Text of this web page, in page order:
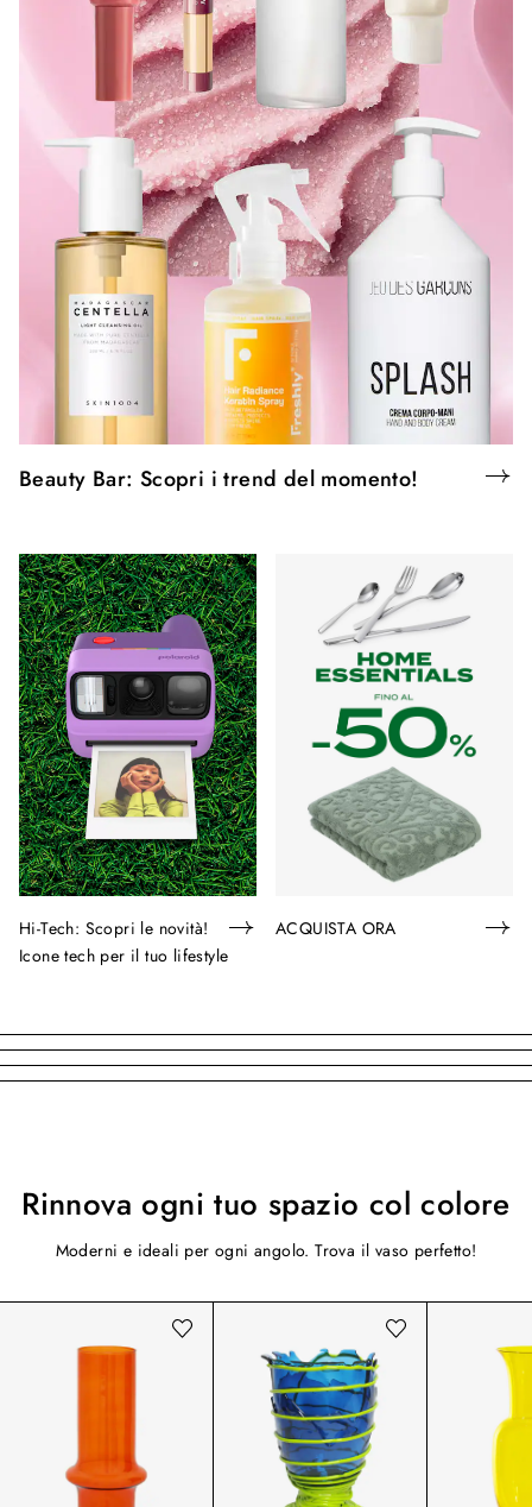
Beauty Bar: Scopri i trend del momento!
Hi-Tech: Scopri le novità!
Icone tech per il tuo lifestyle
ACQUISTA ORA
Rinnova ogni tuo spazio col colore
Moderni e ideali per ogni angolo. Trova il vaso perfetto!